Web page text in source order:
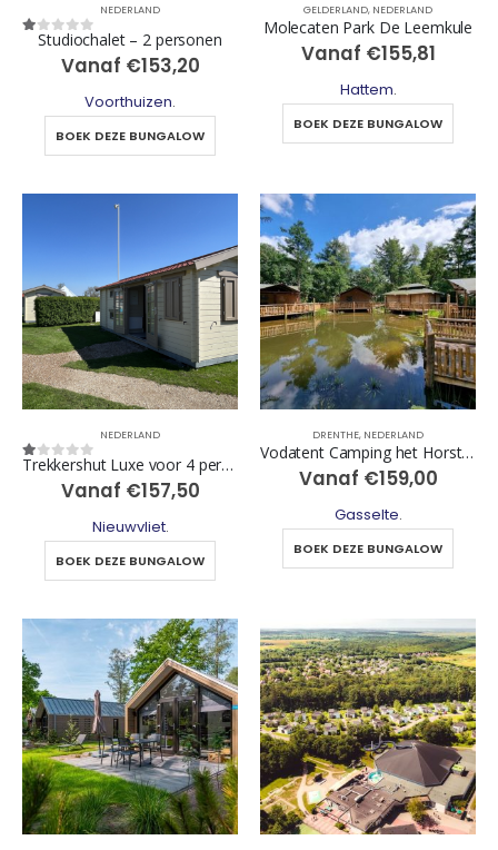
NEDERLAND
out of 5
Studiochalet – 2 personen
Vanaf €153,20
Voorthuizen.
BOEK DEZE BUNGALOW
GELDERLAND, NEDERLAND
Molecaten Park De Leemkule
Vanaf €155,81
Hattem.
BOEK DEZE BUNGALOW
NEDERLAND
out of 5 Trekkershut Luxe voor 4 personen
Vanaf €157,50
Nieuwvliet.
BOEK DEZE BUNGALOW
DRENTHE, NEDERLAND
Vodatent Camping het Horstmannsbos
Vanaf €159,00
Gasselte.
BOEK DEZE BUNGALOW